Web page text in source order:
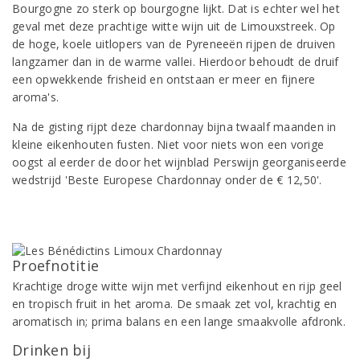
Bourgogne zo sterk op bourgogne lijkt. Dat is echter wel het
geval met deze prachtige witte wijn uit de Limouxstreek. Op
de hoge, koele uitlopers van de Pyreneeën rijpen de druiven
langzamer dan in de warme vallei. Hierdoor behoudt de druif
een opwekkende frisheid en ontstaan er meer en fijnere
aroma's.
Na de gisting rijpt deze chardonnay bijna twaalf maanden in
kleine eikenhouten fusten. Niet voor niets won een vorige
oogst al eerder de door het wijnblad Perswijn georganiseerde
wedstrijd 'Beste Europese Chardonnay onder de € 12,50'.
Proefnotitie
Krachtige droge witte wijn met verfijnd eikenhout en rijp geel
en tropisch fruit in het aroma. De smaak zet vol, krachtig en
aromatisch in; prima balans en een lange smaakvolle afdronk.
Drinken bij